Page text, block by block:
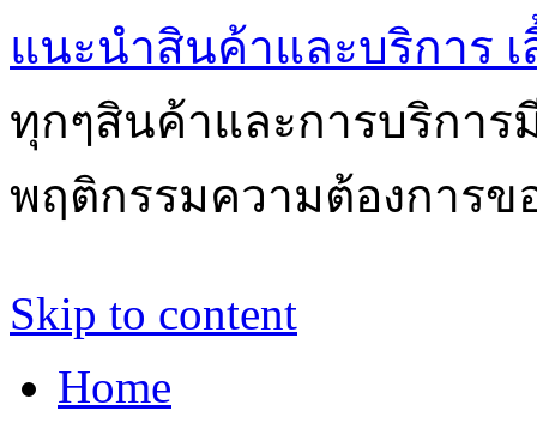
แนะนำสินค้าและบริการ
ทุกๆสินค้าและการบริกา
พฤติกรรมความต้องการข
Skip to content
Home